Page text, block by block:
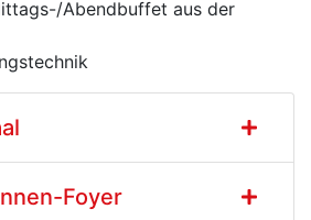
Abendbuffet aus der
Foyer